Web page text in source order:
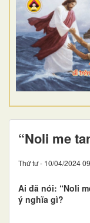
“Noli me
Thứ tư - 10/04/2024
Ai đã nói: “Noli
ý nghĩa gì?